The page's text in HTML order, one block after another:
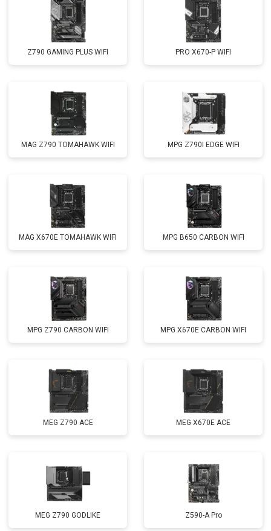
Z790 GAMING PLUS WIFI PRO X670-P WIFI
MAG Z790 TOMAHAWK WIFI MPG Z790I EDGE WIFI
MAG X670E TOMAHAWK WIFI MPG B650 CARBON WIFI
MPG Z790 CARBON WIFI MPG X670E CARBON WIFI
MEG Z790 ACE MEG X670E ACE
MEG Z790 GODLIKE Z590-A Pro